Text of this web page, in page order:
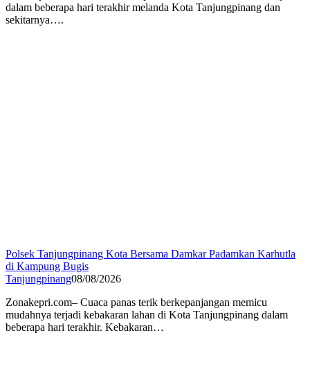
dalam beberapa hari terakhir melanda Kota Tanjungpinang dan
sekitarnya….
Polsek Tanjungpinang Kota Bersama Damkar Padamkan Karhutla
di Kampung Bugis
Tanjungpinang08/08/2026
Zonakepri.com– Cuaca panas terik berkepanjangan memicu
mudahnya terjadi kebakaran lahan di Kota Tanjungpinang dalam
beberapa hari terakhir. Kebakaran…